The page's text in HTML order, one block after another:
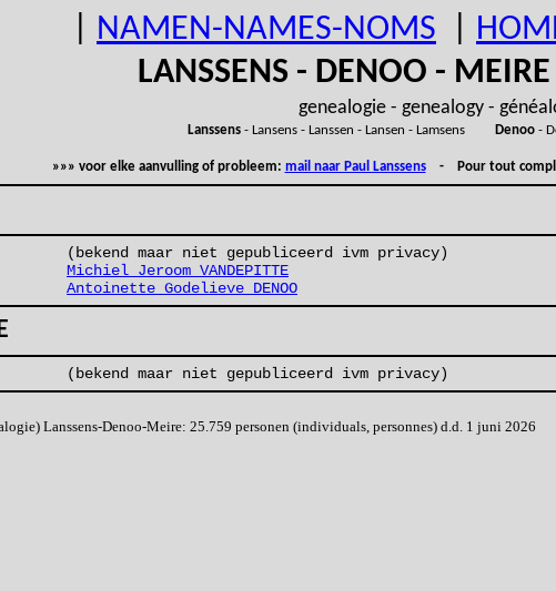
NAMEN-NAMES-NOMS
LANSSENS - DENOO -
genealogie - genealogy -
Lanssens- Lansens - Lanssen - Lansen - Lamsens Denoo-
»»» voor elke aanvulling of probleem: mail naar Paul Lanssens- Pour tout
(bekend maar niet gepubliceerd ivm privacy)
Michiel Jeroom VANDEPITTE
Antoinette Godelieve DENOO
(bekend maar niet gepubliceerd ivm privacy)
Lanssens-Denoo-Meire: 25.759 personen (individuals, personnes) d.d. 1 juni 2026